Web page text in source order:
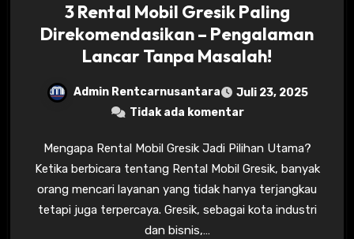
3 Rental Mobil Gresik Paling
Direkomendasikan – Pengalaman
Lancar Tanpa Masalah!
Admin Rentcarnusantara
Juli 23, 2025
Tidak ada komentar
Mengapa Rental Mobil Gresik Jadi Pilihan Utama?
Ketika berbicara tentang Rental Mobil Gresik, banyak
orang mencari layanan yang tidak hanya terjangkau
tetapi juga terpercaya. Gresik, sebagai kota industri
dan bisnis,…